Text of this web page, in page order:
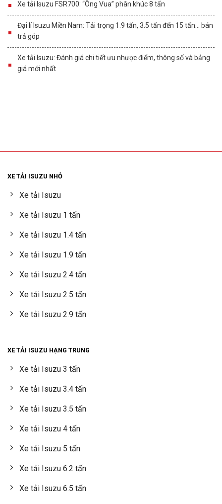
Xe tải Isuzu FSR700: “Ông Vua” phân khúc 8 tấn
Đại lí Isuzu Miền Nam: Tải trọng 1.9 tấn, 3.5 tấn đến 15 tấn… bán
trả góp
Xe tải Isuzu: Đánh giá chi tiết ưu nhược điểm, thông số và bảng
giá mới nhất
XE TẢI ISUZU NHỎ
Xe tải Isuzu
Xe tải Isuzu 1 tấn
Xe tải Isuzu 1.4 tấn
Xe tải Isuzu 1.9 tấn
Xe tải Isuzu 2.4 tấn
Xe tải Isuzu 2.5 tấn
Xe tải Isuzu 2.9 tấn
XE TẢI ISUZU HẠNG TRUNG
Xe tải Isuzu 3 tấn
Xe tải Isuzu 3.4 tấn
Xe tải Isuzu 3.5 tấn
Xe tải Isuzu 4 tấn
Xe tải Isuzu 5 tấn
Xe tải Isuzu 6.2 tấn
Xe tải Isuzu 6.5 tấn